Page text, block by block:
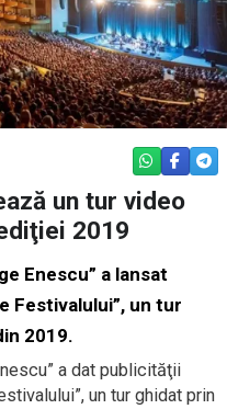
WHATSAPP
un tur video
2019
Enescu” a lansat
Festivalului”, un tur
2019.
a dat publicităţii
un tur ghidat prin